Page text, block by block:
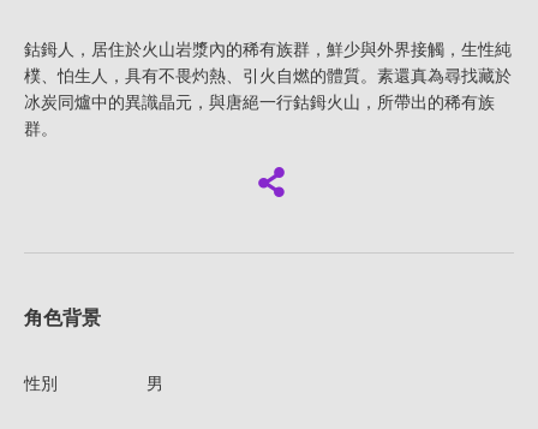
鈷鉧人，居住於火山岩漿內的稀有族群，鮮少與外界接觸，生性純
樸、怕生人，具有不畏灼熱、引火自燃的體質。素還真為尋找藏於
冰炭同爐中的異識晶元，與唐絕一行鈷鉧火山，所帶出的稀有族
群。
角色背景
性別 男